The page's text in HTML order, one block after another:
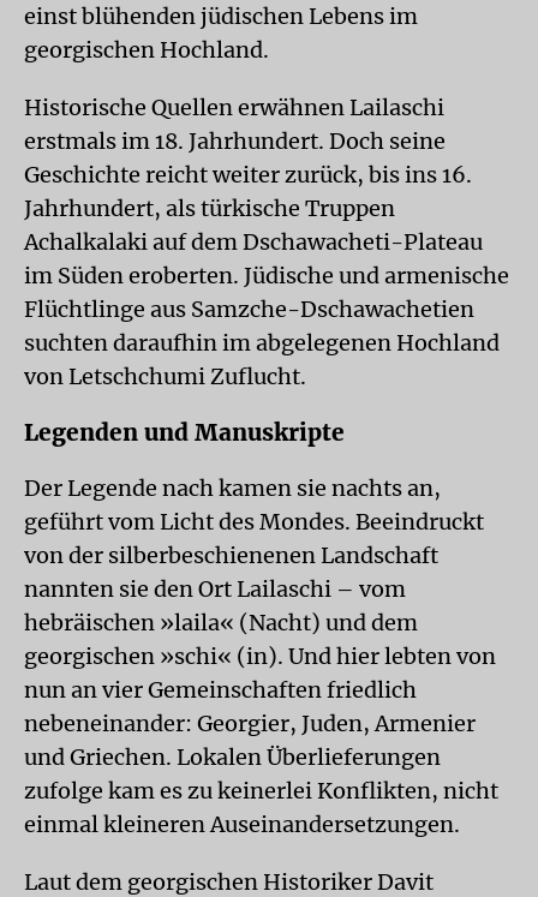
einst blühenden jüdischen Lebens im
georgischen Hochland.
Historische Quellen erwähnen Lailaschi
erstmals im 18. Jahrhundert. Doch seine
Geschichte reicht weiter zurück, bis ins 16.
Jahrhundert, als türkische Truppen
Achalkalaki auf dem Dschawacheti-Plateau
im Süden eroberten. Jüdische und armenische
Flüchtlinge aus Samzche-Dschawachetien
suchten daraufhin im abgelegenen Hochland
von Letschchumi Zuflucht.
Legenden und Manuskripte
Der Legende nach kamen sie nachts an,
geführt vom Licht des Mondes. Beeindruckt
von der silberbeschienenen Landschaft
nannten sie den Ort Lailaschi – vom
hebräischen »laila« (Nacht) und dem
georgischen »schi« (in). Und hier lebten von
nun an vier Gemeinschaften friedlich
nebeneinander: Georgier, Juden, Armenier
und Griechen. Lokalen Überlieferungen
zufolge kam es zu keinerlei Konflikten, nicht
einmal kleineren Auseinandersetzungen.
Laut dem georgischen Historiker Davit